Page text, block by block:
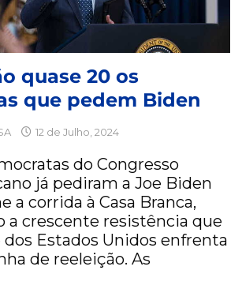
quase 20 os
que pedem Biden
12 de Julho, 2024
do Congresso
já pediram a Joe Biden
a corrida à Casa Branca,
a crescente resistência que
Estados Unidos enfrenta
de reeleição. As